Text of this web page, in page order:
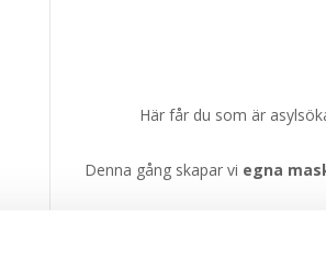
Här får du som är
Denna gång skapar vi egna
Ta gärna